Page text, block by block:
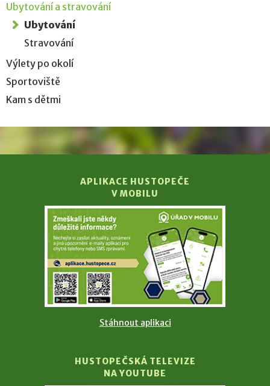
Ubytování a stravování
Ubytování
Stravování
Výlety po okolí
Sportoviště
Kam s dětmi
APLIKACE HUSTOPEČE
V MOBILU
Stáhnout aplikaci
HUSTOPEČSKÁ TELEVIZE
NA YOUTUBE